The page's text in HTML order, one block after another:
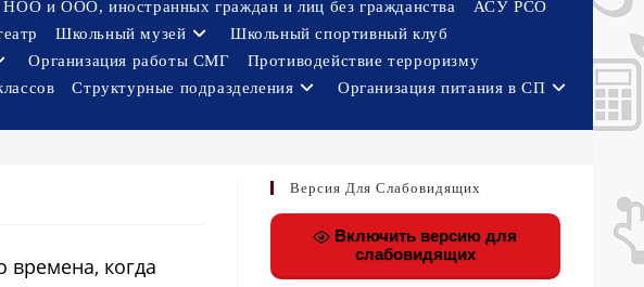
НОО и ООО, иностранных граждан и лиц без гражданства
АСУ РСО
Школьный музей
Школьный спортивный клуб
Организация работы СМГ
Противодействие терроризму
Структурные подразделения
Организация питания в СП
времена, когда
Версия Для Слабовидящих
Включить версию для
слабовидящих